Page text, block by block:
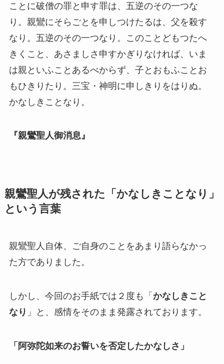
ことに破僧の罪と申す罪は、五逆のその一つな
り。親鸞にそらごとを申しつけたるは、父を殺す
なり。五逆のその一つなり。このことどもつたへ
きくこと、あさましさ申すかぎりなければ、いま
は親といふことあるべからず、子とおもふことお
もひきりたり。三宝・神明に申しきりをはりぬ。
かなしきことなり。
『親鸞聖人御消息』
親鸞聖人が残された「かなしきことなり」
という言葉
親鸞聖人自体、ご自身のことをあまり語らなかっ
た方でありました。
しかし、今回のお手紙では２度も「 かなしきこと
なり 」と、感情をそのまま発露されております。
「阿弥陀如来のお誓いを否定したかなしさ」